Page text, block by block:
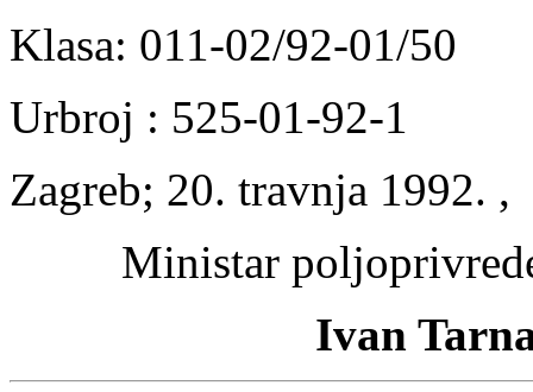
Klasa: 011-02/92-01/50
Urbroj : 525-01-92-1
Zagreb; 20. travnja 1992. ,
Ministar
Ivan